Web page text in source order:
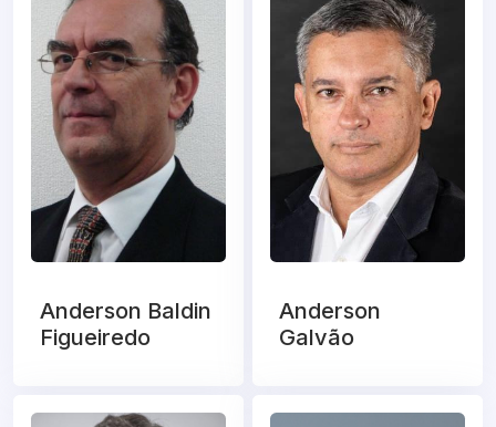
Anderson Baldin
Figueiredo
Anderson
Galvão